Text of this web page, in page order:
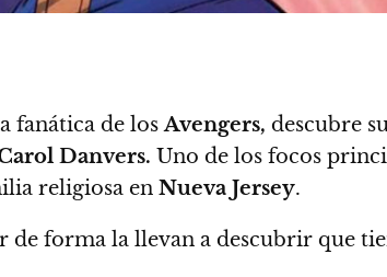
fanática de losAvengers, descubre
Danvers. Uno de los focos
religiosa en Nueva Jersey.
de forma la llevan a descubrir que